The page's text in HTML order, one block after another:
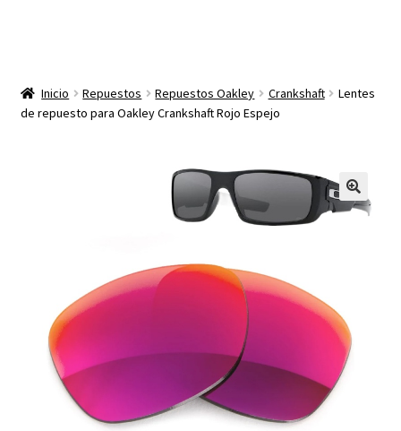
Inicio Repuestos Repuestos Oakley Crankshaft
Lentes
de repuesto para Oakley Crankshaft Rojo Espejo